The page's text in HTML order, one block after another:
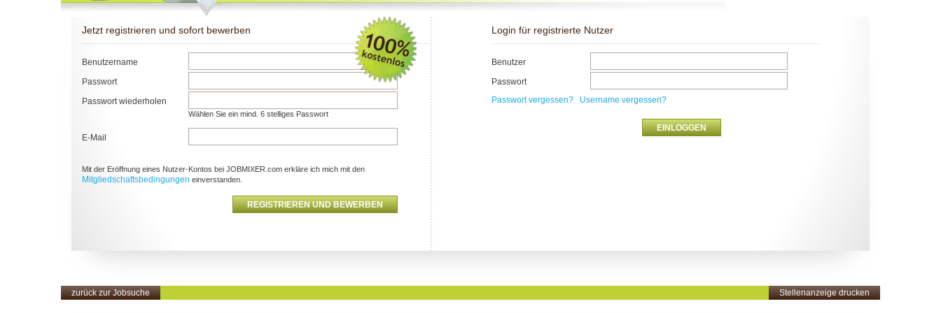
Jetzt registrieren und sofort bewerben
Benutzername
Passwort
Passwort wiederholen
Wählen Sie ein mind. 6 stelliges Passwort
E-Mail
Mit der Eröffnung eines Nutzer-Kontos bei JOBMIXER.com erkläre ich mich mit den
Mitgliedschaftsbedingungen einverstanden.
Login für registrierte Nutzer
Benutzer
Passwort
Passwort vergessen?
Username vergessen?
zurück zur Jobsuche Stellenanzeige drucken